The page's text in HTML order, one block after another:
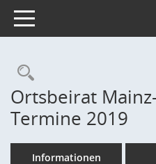
Toggle navigation
Ortsbeirat
Termine 2019
Informationen